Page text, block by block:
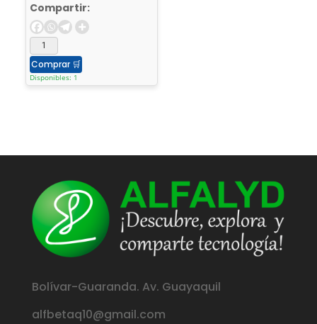
Compartir:
Comprar 🛒
Disponibles: 1
Bolívar-Guaranda. Av. Guayaquil
alfbetaq10@gmail.com